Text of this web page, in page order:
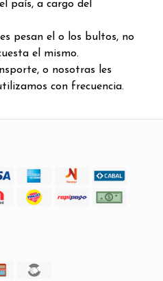
país, a cargo del
pesan el o los bultos, no
el mismo.
o nosotras les
con frecuencia.